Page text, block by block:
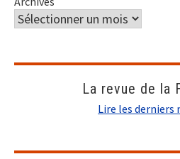
La revue de la
Lire les derniers